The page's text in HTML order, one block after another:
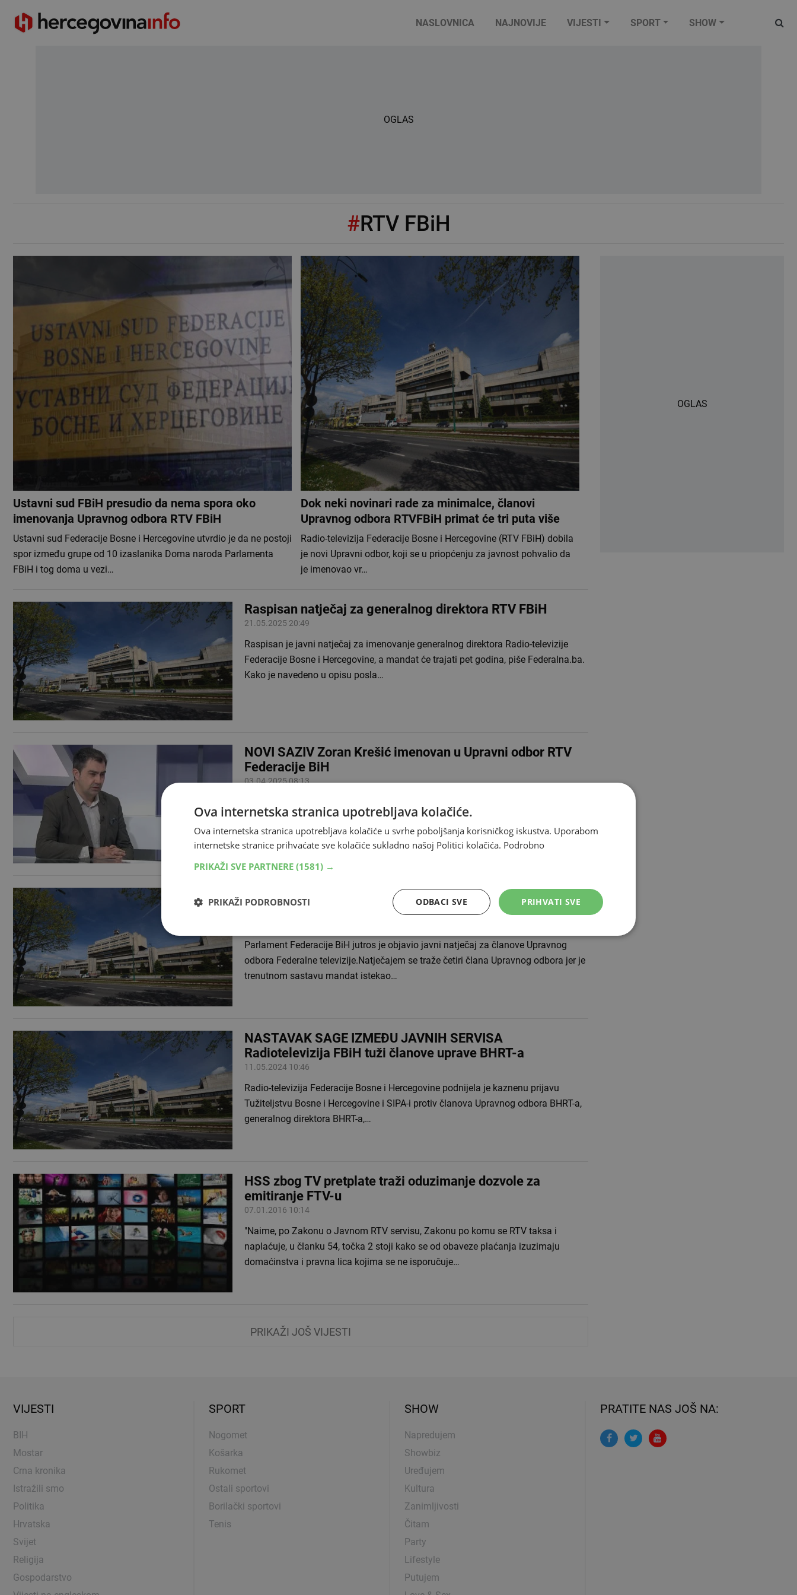
NASLOVNICA NAJNOVIJE VIJESTI SPORT SHOW
OGLAS
#RTV FBiH
Ustavni sud FBiH presudio da nema spora oko
imenovanja Upravnog odbora RTV FBiH
Ustavni sud Federacije Bosne i Hercegovine utvrdio je da ne postoji
spor između grupe od 10 izaslanika Doma naroda Parlamenta
FBiH i tog doma u vezi…
Dok neki novinari rade za minimalce, članovi
Upravnog odbora RTVFBiH primat će tri puta više
Radio-televizija Federacije Bosne i Hercegovine (RTV FBiH) dobila
je novi Upravni odbor, koji se u priopćenju za javnost pohvalio da
je imenovao vr…
Raspisan natječaj za generalnog direktora RTV FBiH
21.05.2025 20:49
Raspisan je javni natječaj za imenovanje generalnog direktora Radio-televizije
Federacije Bosne i Hercegovine, a mandat će trajati pet godina, piše Federalna.ba.
Kako je navedeno u opisu posla…
NOVI SAZIV Zoran Krešić imenovan u Upravni odbor RTV
Federacije BiH
03.04.2025 08:13
je imenovan Upravni odbor Radiotelevizije Federacije Bosne i Hercegovine, koji
broji četiri člana. Zoran Kre&scaron…
PROMJENE NA FEDERALNOJ TV Raspisan javni natječaj za
članove Upravnog odbora javnog servisa FBiH, evo uvjeta
Parlament Federacije BiH jutros je objavio javni natječaj za članove Upravnog
odbora Federalne televizije.Natječajem se traže četiri člana Upravnog odbora jer je
trenutnom sastavu mandat istekao…
NASTAVAK SAGE IZMEĐU JAVNIH SERVISA
Radiotelevizija FBiH tuži članove uprave BHRT-a
11.05.2024 10:46
Radio-televizija Federacije Bosne i Hercegovine podnijela je kaznenu prijavu
Tužiteljstvu Bosne i Hercegovine i SIPA-i protiv članova Upravnog odbora BHRT-a,
generalnog direktora BHRT-a,…
HSS zbog TV pretplate traži oduzimanje dozvole za
emitiranje FTV-u
07.01.2016 10:14
"Naime, po Zakonu o Javnom RTV servisu, Zakonu po komu se RTV taksa i
naplaćuje, u članku 54, točka 2 stoji kako se od obaveze plaćanja izuzimaju
domaćinstva i pravna lica kojima se ne isporučuje…
PRIKAŽI JOŠ VIJESTI
OGLAS
VIJESTI
BIH
Mostar
Crna kronika
Istražili smo
Politika
Hrvatska
Svijet
Religija
Gospodarstvo
SPORT
Nogomet
Košarka
Rukomet
Ostali sportovi
Borilački sportovi
Tenis
SHOW
Napredujem
Showbiz
Uređujem
Kultura
Zanimljivosti
Čitam
Party
Lifestyle
Putujem
PRATITE NAS JOŠ NA:
Ova internetska stranica upotrebljava kolačiće.
Ova internetska stranica upotrebljava kolačiće u svrhe poboljšanja korisničkog iskustva. Uporabom
internetske stranice prihvaćate sve kolačiće sukladno našoj Politici kolačića. Podrobno
PRIKAŽI SVE PARTNERE (1581) →
PRIHVATI SVE
ODBACI SVE
PRIKAŽI PODROBNOSTI